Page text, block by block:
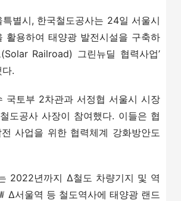
별시, 한국철도공사는 24일 서울시
활용하여 태양광 발전시설을 구축하
Railroad) 그린뉴딜 협력사업’
.
국토부 2차관과 서정협 서울시 시장
도공사 사장이 참여했다. 이들은 협
사업을 위한 협력체계 강화방안도
2022년까지 Δ철도 차량기지 및 역
Δ서울역 등 철도역사에 태양광 랜드